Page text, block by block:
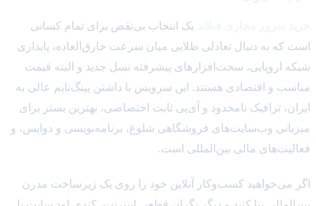
یک انتخاب بی‌نقص برای تمام کسانی
است که به دنبال تعادلی طلایی میان سرعت خارق‌العاده، پایداری
شبکه اروپایی، سخت‌افزارهای پیشرفته نسل جدید و البته قیمت
مناسب و اقتصادی هستند. این سرویس با داشتن پینگ‌تایم عالی به
ایران، ترافیک نامحدود و آی‌پی ثابت اختصاصی، بهترین بستر برای
میزبانی وب‌سایت‌های فروشگاهی شلوغ، برنامه‌نویسی و دواپس، و
فعالیت‌های مالی بین‌المللی است.
اگر می‌خواهید کسب‌وکار آنلاین خود را روی یک زیرساخت مدرن